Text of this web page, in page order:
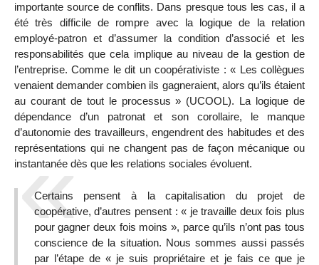
importante source de conflits. Dans presque tous les cas, il a
été très difficile de rompre avec la logique de la relation
employé-patron et d’assumer la condition d’associé et les
responsabilités que cela implique au niveau de la gestion de
l’entreprise. Comme le dit un coopérativiste : « Les collègues
venaient demander combien ils gagneraient, alors qu’ils étaient
au courant de tout le processus » (UCOOL). La logique de
dépendance d’un patronat et son corollaire, le manque
d’autonomie des travailleurs, engendrent des habitudes et des
représentations qui ne changent pas de façon mécanique ou
instantanée dès que les relations sociales évoluent.
Certains pensent à la capitalisation du projet de
coopérative, d’autres pensent : « je travaille deux fois plus
pour gagner deux fois moins », parce qu’ils n’ont pas tous
conscience de la situation. Nous sommes aussi passés
par l’étape de « je suis propriétaire et je fais ce que je